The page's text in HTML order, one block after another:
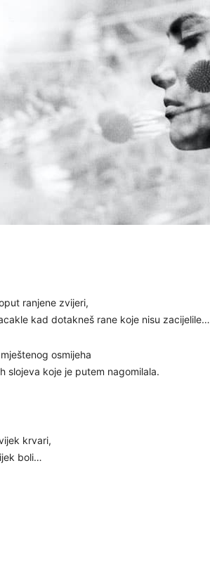
ranjene zvijeri,
kad dotakneš rane koje nisu zacijelile…
osmijeha
slojeva koje je putem nagomilala.
krvari,
boli…